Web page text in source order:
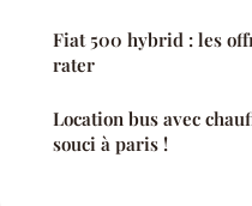
Fiat 500 hybrid : les
rater
Location bus avec
souci à paris !